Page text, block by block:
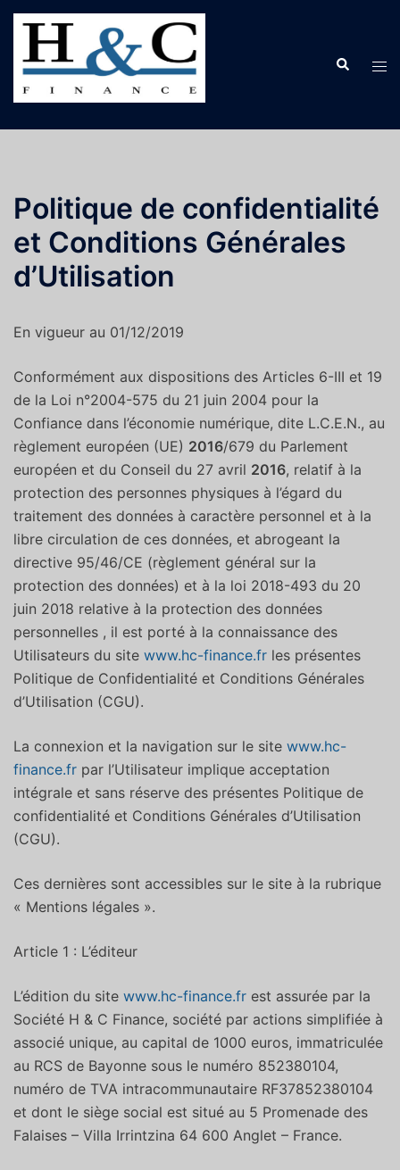
Aller
contenu
Politique de confidentialité
et Conditions Générales
d’Utilisation
En vigueur au 01/12/2019
Conformément aux dispositions des Articles 6-III et 19
de la Loi n°2004-575 du 21 juin 2004 pour la
Confiance dans l’économie numérique, dite L.C.E.N., au
règlement européen (UE) 2016/679 du Parlement
européen et du Conseil du 27 avril 2016, relatif à la
protection des personnes physiques à l’égard du
traitement des données à caractère personnel et à la
libre circulation de ces données, et abrogeant la
directive 95/46/CE (règlement général sur la
protection des données) et à la loi 2018-493 du 20
juin 2018 relative à la protection des données
personnelles , il est porté à la connaissance des
Utilisateurs du site www.hc-finance.fr les présentes
Politique de Confidentialité et Conditions Générales
d’Utilisation (CGU).
La connexion et la navigation sur le site www.hc-
finance.fr par l’Utilisateur implique acceptation
intégrale et sans réserve des présentes Politique de
confidentialité et Conditions Générales d’Utilisation
(CGU).
Ces dernières sont accessibles sur le site à la rubrique
« Mentions légales ».
Article 1 : L’éditeur
L’édition du site www.hc-finance.fr est assurée par la
Société H & C Finance, société par actions simplifiée à
associé unique, au capital de 1000 euros, immatriculée
au RCS de Bayonne sous le numéro 852380104,
numéro de TVA intracommunautaire RF37852380104
et dont le siège social est situé au 5 Promenade des
Falaises – Villa Irrintzina 64 600 Anglet – France.